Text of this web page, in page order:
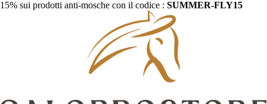
15% sui prodotti anti-mosche con il codice : SUMMER-FLY15